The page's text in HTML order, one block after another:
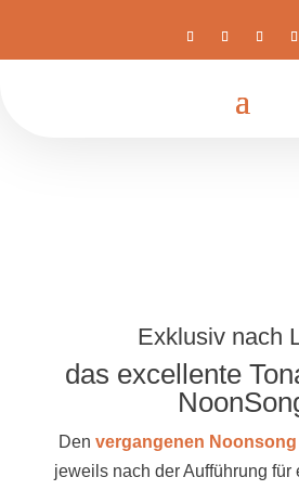
Exklusiv nach
das excellente
Den vergangenen Noonsong
jeweils nach der Aufführung für